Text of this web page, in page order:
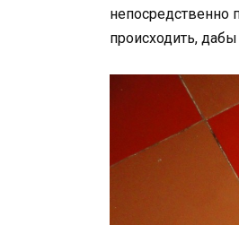
непосредственно
происходить,